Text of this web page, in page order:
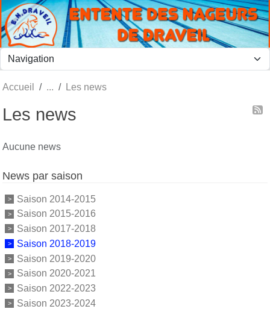
Accueil Les news
Les news
Aucune news
News par saison
Saison 2014-2015
Saison 2015-2016
Saison 2017-2018
Saison 2018-2019
Saison 2019-2020
Saison 2020-2021
Saison 2022-2023
Saison 2023-2024
Panneau de gestion des cookies